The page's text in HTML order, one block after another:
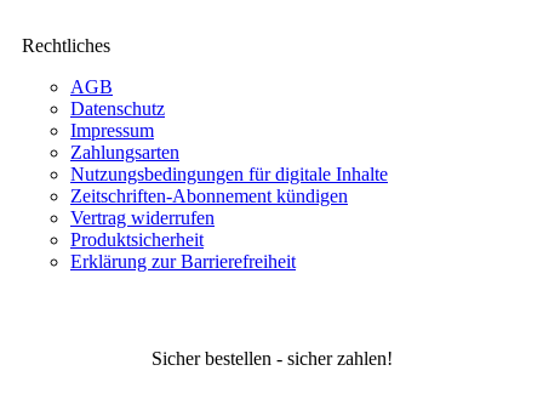
Rechtliches
AGB
Datenschutz
Impressum
Zahlungsarten
Nutzungsbedingungen für digitale Inhalte
Zeitschriften-Abonnement kündigen
Vertrag widerrufen
Produktsicherheit
Erklärung zur Barrierefreiheit
Sicher bestellen - sicher zahlen!